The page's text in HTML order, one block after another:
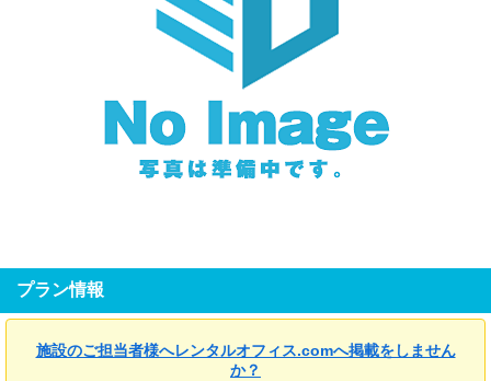
プラン情報
施設のご担当者様へレンタルオフィス.comへ掲載をしません
か？